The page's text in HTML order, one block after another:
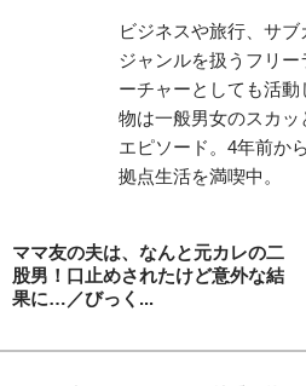
ビジネスや旅行、サ
ジャンルを扱うフリー
ーチャーとしても活
物は一般男女のスカッ
エピソード。4年前か
拠点生活を満喫中。
ママ友の夫は、なんと元カレの二
股男！口止めされたけど意外な結
果に…／びっく...